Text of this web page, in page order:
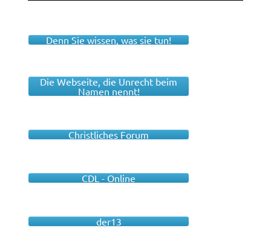
Denn Sie wissen, was sie tun!
Die Webseite, die Unrecht beim
Namen nennt!
Christliches Forum
CDL - Online
der13